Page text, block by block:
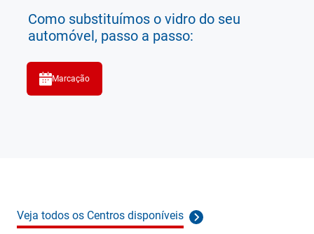
Como substituímos o vidro do seu
automóvel, passo a passo:
Marcação
Veja todos os Centros disponíveis